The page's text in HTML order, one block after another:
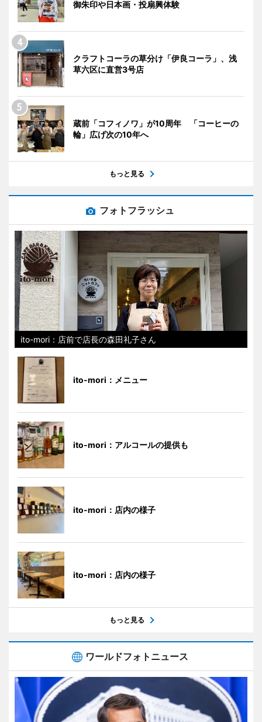
御朱印や日本画・投扇興体験
クラフトコーラの草分け「伊良コーラ」、浅
草六区に直営3号店
蔵前「コフィノワ」が10周年 「コーヒーの
輪」広げ次の10年へ
もっと見る
フォトフラッシュ
ito-mori：店前で店長の森田礼子さん
ito-mori：メニュー
ito-mori：アルコールの提供も
ito-mori：店内の様子
ito-mori：店内の様子
もっと見る
ワールドフォトニュース